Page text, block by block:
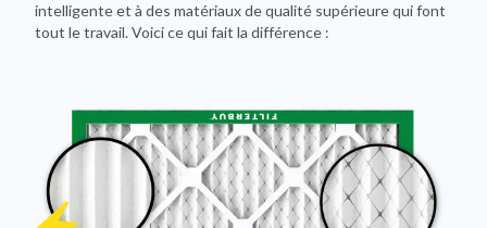
intelligente et à des matériaux de qualité supérieure qui font
tout le travail. Voici ce qui fait la différence :